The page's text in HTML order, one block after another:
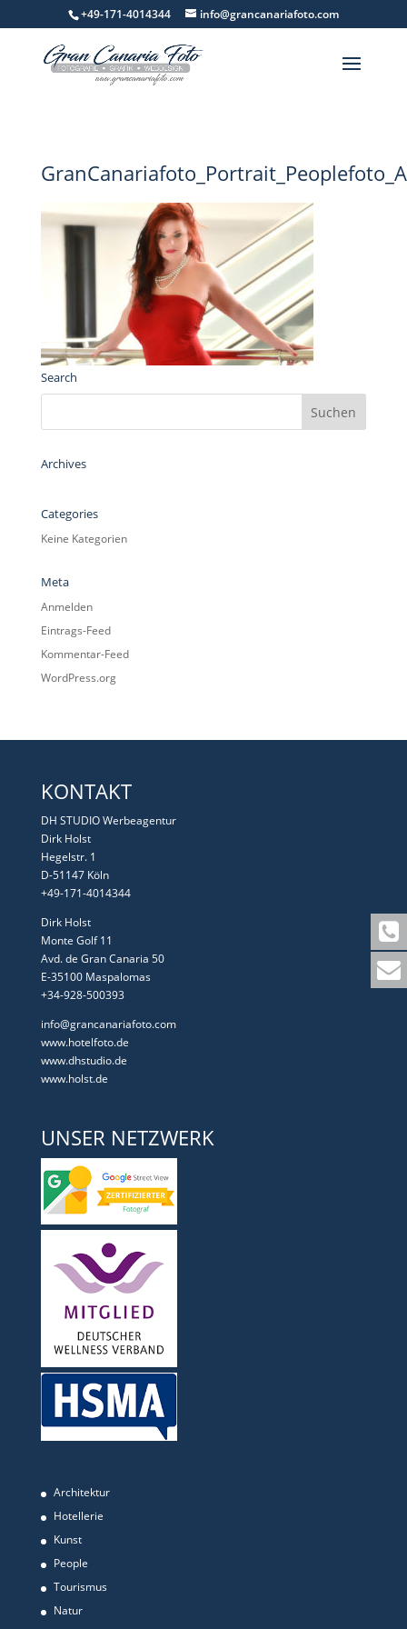
+49-171-4014344 info@grancanariafoto.com
Search
Archives
Categories
Keine Kategorien
Meta
Anmelden
Eintrags-Feed
Kommentar-Feed
WordPress.org
KONTAKT
DH STUDIO Werbeagentur
Dirk Holst
Hegelstr. 1
D-51147 Köln
+49-171-4014344
Dirk Holst
Monte Golf 11
Avd. de Gran Canaria 50
E-35100 Maspalomas
+34-928-500393
info@grancanariafoto.com
www.hotelfoto.de
www.dhstudio.de
www.holst.de
UNSER NETZWERK
Architektur
Hotellerie
Kunst
People
Tourismus
Natur